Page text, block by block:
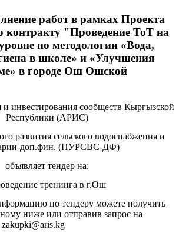
работ в рамках Проекта
"Проведение ТоТ на
по методологии «Вода,
в школе» и «Улучшения
в городе Ош Ошской
и инвестирования сообществ Кыргызской
Республики (АРИС)
развития сельского водоснабжения и
доп.фин. (ПУРСВС-ДФ)
объявляет тендер на:
тренинга в г.Ош
по тендеру можете получить
ниже или отправив запрос на
zakupki@aris.kg